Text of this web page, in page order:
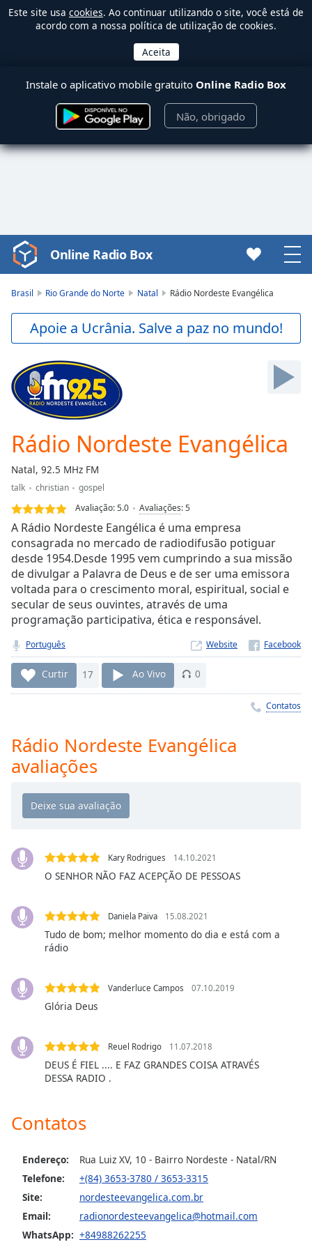
Este site usa cookies. Ao continuar utilizando o site, você está de
acordo com a nossa política de utilização de cookies.
Instale o aplicativo mobile gratuito Online Radio Box
Não, obrigado
Video
Player
Skip
Backward
Skip
Forward
Current
Time0:00
Duration
Loaded:
0.00%
Stream
TypeLIVE
Seek to
live,
currently
behind
LIVE
Remaining
Time-
Playback
Chapters
descriptions
Subtitles
settings ,
opens
subtitles
settings
subtitles
off
Audio
Track
Fullscreen
This
modal
window.
Online Radio Box
Brasil Rio Grande do Norte Natal Rádio Nordeste Evangélica
Apoie a Ucrânia. Salve a paz no mundo!
Rádio Nordeste Evangélica
Natal, 92.5 MHz FM
talk christian
gospel
Avaliação:5.0 Avaliações:5
A Rádio Nordeste Eangélica é uma empresa
consagrada no mercado de radiodifusão potiguar
desde 1954.Desde 1995 vem cumprindo a sua missão
de divulgar a Palavra de Deus e de ser uma emissora
voltada para o crescimento moral, espiritual, social e
secular de seus ouvintes, através de uma
programação participativa, ética e responsável.
Português Website
Curtir 17 Ao Vivo 0
Contatos
Rádio Nordeste Evangélica
avaliações
Kary Rodrigues 14.10.2021
O SENHOR NÃO FAZ ACEPÇÃO DE PESSOAS
Daniela Paiva 15.08.2021
Tudo de bom; melhor momento do dia e está com a
rádio
Vanderluce Campos 07.10.2019
Glória Deus
Reuel Rodrigo 11.07.2018
DEUS É FIEL .... E FAZ GRANDES COISA ATRAVÉS
DESSA RADIO .
Contatos
Endereço:
Rua Luiz XV, 10 - Bairro Nordeste - Natal/RN
Telefone:
+(84) 3653-3780 / 3653-3315
Site:
nordesteevangelica.com.br
Email:
radionordesteevangelica@hotmail.com
WhatsApp: +84988262255